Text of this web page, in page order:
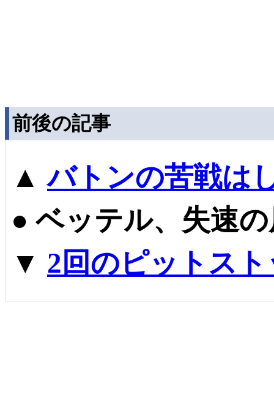
前後の記事
▲バトンの苦戦は
● ベッテル、失速
▼ 2回のピットス